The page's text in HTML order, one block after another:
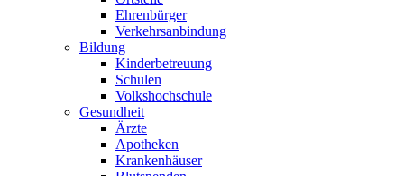
Ehrenbürger
Verkehrsanbindung
Bildung
Kinderbetreuung
Schulen
Volkshochschule
Gesundheit
Ärzte
Apotheken
Krankenhäuser